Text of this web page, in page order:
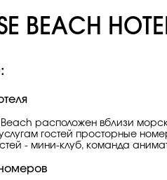
BEACH
Beach расположен вблизи
гостей просторные
- мини-клуб, команда